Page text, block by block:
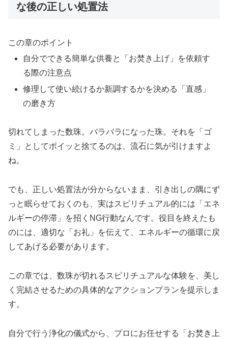
な後の正しい処置法
この章のポイント
自分でできる簡単な供養と「お焚き上げ」を依頼す
る際の注意点
修理して使い続けるか新調するかを決める「直感」
の磨き方
切れてしまった数珠。バラバラになった珠。それを「ゴ
ミ」としてポイッと捨てるのは、流石に気が引けますよ
ね。
でも、正しい処置法が分からないまま、引き出しの隅にず
っと眠らせておくのも、実はスピリチュアル的には「エネ
ルギーの停滞」を招くNG行動なんです。役目を終えたも
のには、適切な「お礼」を伝えて、エネルギーの循環に戻
してあげる必要があります。
この章では、数珠が切れるスピリチュアルな体験を、美し
く完結させるための具体的なアクションプランを提示しま
す。
自分で行う浄化の儀式から、プロにお任せする「お焚き上